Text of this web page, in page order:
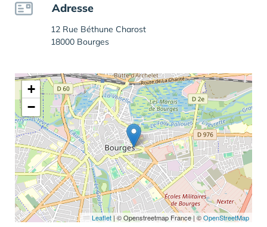
Adresse
12 Rue Béthune Charost
18000 Bourges
+
−
Leaflet|© Openstreetmap France | ©OpenStreetMap